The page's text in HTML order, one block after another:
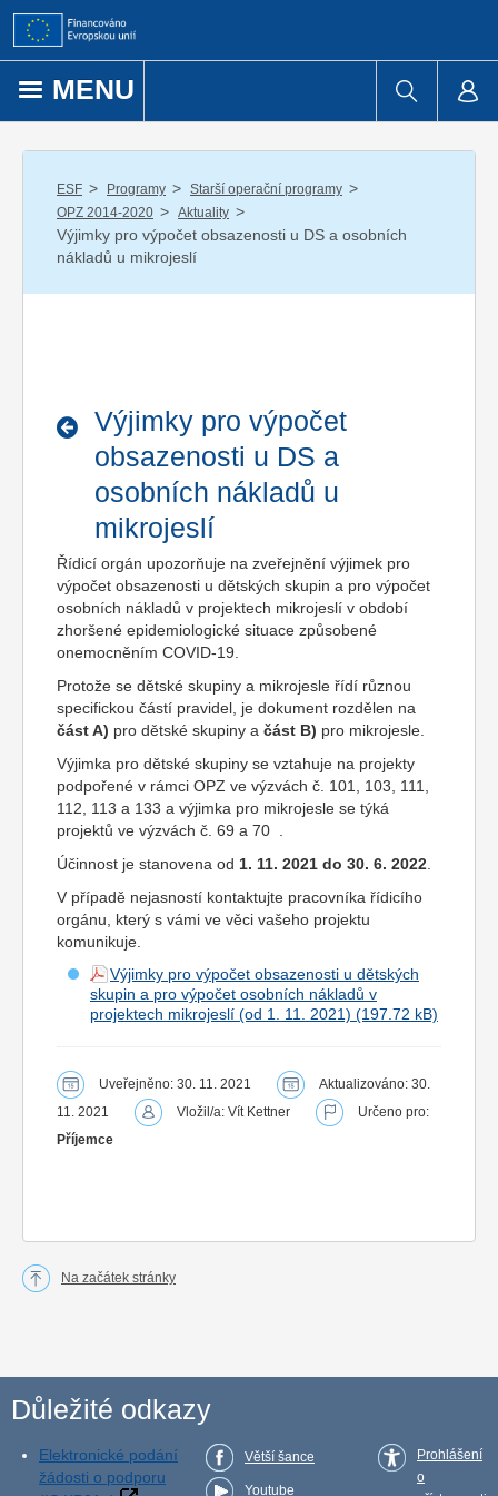
Přejít k obsahu
MENU
ESF / Programy / Starší operační programy /
OPZ 2014-2020 / Aktuality /
Výjimky pro výpočet obsazenosti u DS a osobních
nákladů u mikrojeslí
Výjimky pro výpočet
obsazenosti u DS a
osobních nákladů u
mikrojeslí
Řídicí orgán upozorňuje na zveřejnění výjimek pro
výpočet obsazenosti u dětských skupin a pro výpočet
osobních nákladů v projektech mikrojeslí v období
zhoršené epidemiologické situace způsobené
onemocněním COVID-19.
Protože se dětské skupiny a mikrojesle řídí různou
specifickou částí pravidel, je dokument rozdělen na
část A) pro dětské skupiny a část B) pro mikrojesle.
Výjimka pro dětské skupiny se vztahuje na projekty
podpořené v rámci OPZ ve výzvách č. 101, 103, 111,
112, 113 a 133 a výjimka pro mikrojesle se týká
projektů ve výzvách č. 69 a 70 .
Účinnost je stanovena od 1. 11. 2021 do 30. 6. 2022
V případě nejasností kontaktujte pracovníka řídicího
orgánu, který s vámi ve věci vašeho projektu
komunikuje.
Výjimky pro výpočet obsazenosti u dětských
skupin a pro výpočet osobních nákladů v
projektech mikrojeslí (od 1. 11. 2021)
Uveřejněno: 30. 11. 2021
Aktualizováno: 30.
11. 2021
Vložil/a: Vít Kettner
Určeno pro:
Příjemce
Na začátek stránky
Důležité odkazy
Elektronické podání
žádosti o podporu
Větší šance
Youtube
Prohlášení
o